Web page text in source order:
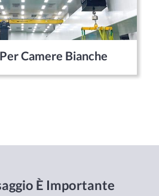
Camere Bianche
È Importante